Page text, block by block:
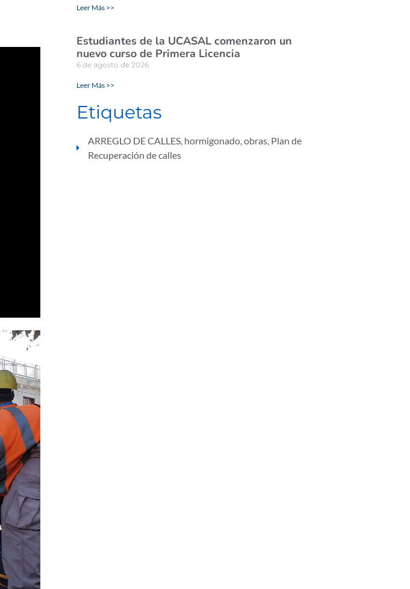
Leer Más >>
Estudiantes de la UCASAL comenzaron un
nuevo curso de Primera Licencia
6 de agosto de 2026
Leer Más >>
Etiquetas
ARREGLO DE CALLES, hormigonado,obras, Plan de
Recuperación de calles